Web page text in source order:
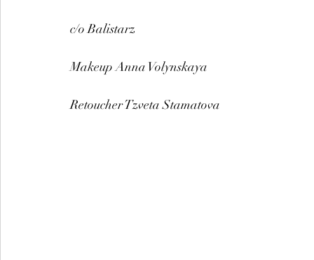
c/o Balistarz
Makeup Anna Volynskaya
Retoucher Tzveta Stamatova